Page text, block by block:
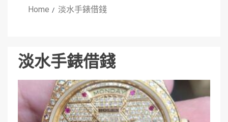
Home 淡水手錶借錢
淡水手錶借錢